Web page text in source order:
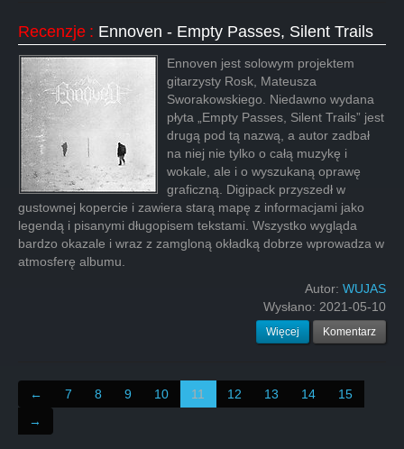
Recenzje : Ennoven - Empty Passes, Silent Trails
Ennoven jest solowym projektem
gitarzysty Rosk, Mateusza
Sworakowskiego. Niedawno wydana
płyta „Empty Passes, Silent Trails” jest
drugą pod tą nazwą, a autor zadbał
na niej nie tylko o całą muzykę i
wokale, ale i o wyszukaną oprawę
graficzną. Digipack przyszedł w
gustownej kopercie i zawiera starą mapę z informacjami jako
legendą i pisanymi długopisem tekstami. Wszystko wygląda
bardzo okazale i wraz z zamgloną okładką dobrze wprowadza w
atmosferę albumu.
Autor: WUJAS
Wysłano: 2021-05-10
Więcej Komentarz
← 7 8 9 10 11 12 13 14
15
→